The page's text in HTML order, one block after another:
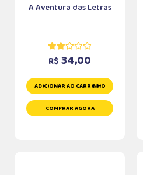
A Aventura das Letras
R$ 34,00
ADICIONAR AO CARRINHO
COMPRAR AGORA